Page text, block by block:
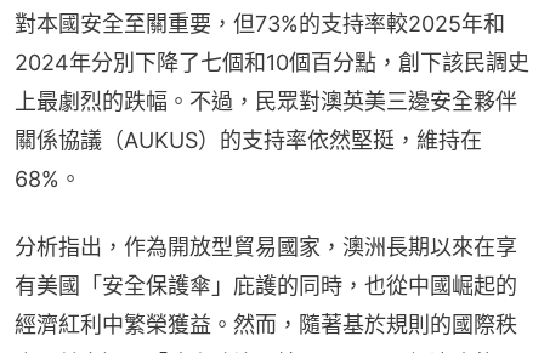
對本國安全至關重要，但73%的支持率較2025年和
2024年分別下降了七個和10個百分點，創下該民調史
上最劇烈的跌幅。不過，民眾對澳英美三邊安全夥伴
關係協議（AUKUS）的支持率依然堅挺，維持在
68%。
分析指出，作為開放型貿易國家，澳洲長期以來在享
有美國「安全保護傘」庇護的同時，也從中國崛起的
經濟紅利中繁榮獲益。然而，隨著基於規則的國際秩